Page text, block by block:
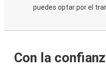
puedes optar por el
Con la